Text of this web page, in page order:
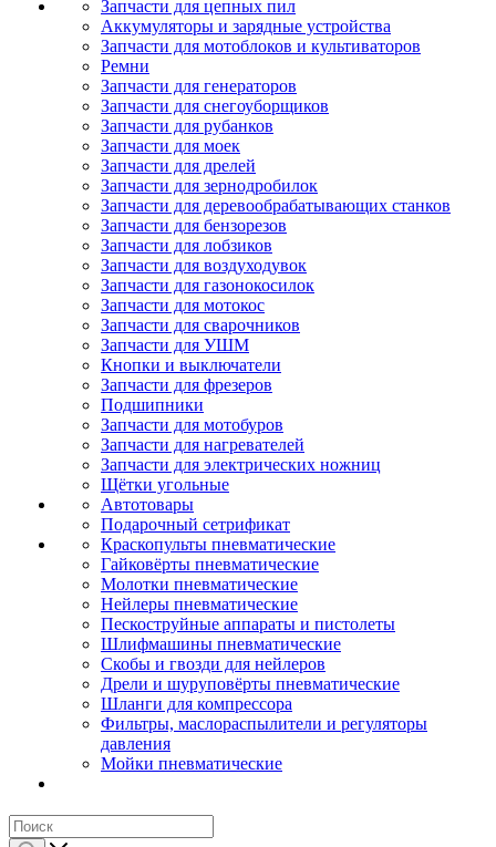
Запчасти для цепных пил
Аккумуляторы и зарядные устройства
Запчасти для мотоблоков и культиваторов
Ремни
Запчасти для генераторов
Запчасти для снегоуборщиков
Запчасти для рубанков
Запчасти для моек
Запчасти для дрелей
Запчасти для зернодробилок
Запчасти для деревообрабатывающих станков
Запчасти для бензорезов
Запчасти для лобзиков
Запчасти для воздуходувок
Запчасти для газонокосилок
Запчасти для мотокос
Запчасти для сварочников
Запчасти для УШМ
Кнопки и выключатели
Запчасти для фрезеров
Подшипники
Запчасти для мотобуров
Запчасти для нагревателей
Запчасти для электрических ножниц
Щётки угольные
Автотовары
Подарочный сетрификат
Краскопульты пневматические
Гайковёрты пневматические
Молотки пневматические
Нейлеры пневматические
Пескоструйные аппараты и пистолеты
Шлифмашины пневматические
Скобы и гвозди для нейлеров
Дрели и шуруповёрты пневматические
Шланги для компрессора
Фильтры, маслораспылители и регуляторы
давления
Мойки пневматические